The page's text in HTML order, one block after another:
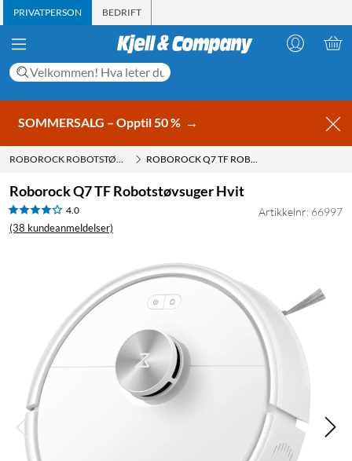
PRIVATPERSON BEDRIFT
SOMMERSALG – Opptil 50 % →
ROBOROCK ROBOTSTØVSUGER ROBOROCK Q7 TF ROBOTSTØVSUGER HVIT
Roborock Q7 TF Robotstøvsuger Hvit
4.0
(38 kundeanmeldelser)
Artikkelnr: 66997